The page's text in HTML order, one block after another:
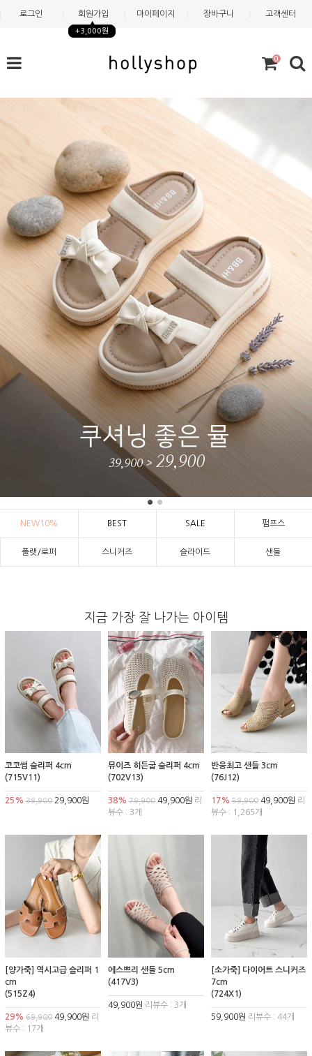
로그인 회원가입
+3,000원
마이페이지 장바구니 고객센터
0
NEW10% BEST SALE 펌프스
플랫/로퍼 스니커즈 슬라이드 샌들
지금 가장 잘 나가는 아이템
코코썸 슬리퍼 4cm
(715V11)
25% 39,900 29,900원
뮤이즈 히든굽 슬리퍼 4cm
(702V13)
38% 79,90049,900원 리
뷰수 : 3개
반응최고 샌들 3cm
(76J12)
17% 59,90049,900원 리
뷰수 : 1,265개
[양가죽] 역시고급 슬리퍼 1
cm
(515Z4)
29% 69,900 49,900원 리
뷰수 : 17개
에스쁘리 샌들 5cm
(417V3)
49,900원 리뷰수 : 3개
[소가죽] 다이어트 스니커즈
7cm
(724X1)
59,900원 리뷰수 : 44개